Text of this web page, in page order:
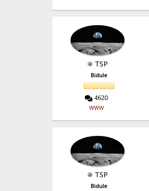
TSP
Bidule
4620
WWW
TSP
Bidule